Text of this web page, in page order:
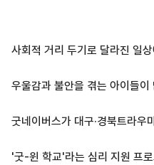
사회적 거리 두기로 달라진 일상
우울감과 불안을 겪는 아이들이
굿네이버스가 대구·경북트라우
'굿-윈 학교'라는 심리 지원 프